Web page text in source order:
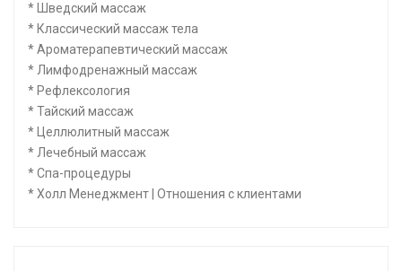
* Шведский массаж
* Классический массаж тела
* Ароматерапевтический массаж
* Лимфодренажный массаж
* Рефлексология
* Тайский массаж
* Целлюлитный массаж
* Лечебный массаж
* Спа-процедуры
* Холл Менеджмент | Отношения с клиентами